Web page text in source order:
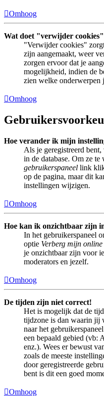
Omhoog
Wat doet "verwijder
"Verwijder cookies"
zijn aangemaakt, weer
zorgen ervoor dat je
mogelijkheid, indien de
zien welke onderwerpen
Omhoog
Hoe verander ik mijn
Als je geregistreerd
in de database. Om ze
gebruikerspaneel link
op de pagina, maar dit
instellingen wijzigen.
Omhoog
Hoe kan ik onzichtbaar zijn
In het gebruikerspaneel
optie Verberg mijn online
je onzichtbaar zijn voor
moderators en jezelf.
Omhoog
De tijden zijn niet correct!
Het is mogelijk dat de
tijdzone is dan waarin jij
naar het
een bepaald gebied (vb:
enz.). Wees er bewust
zoals de meeste
door geregistreerde
bent is dit een goed
Omhoog